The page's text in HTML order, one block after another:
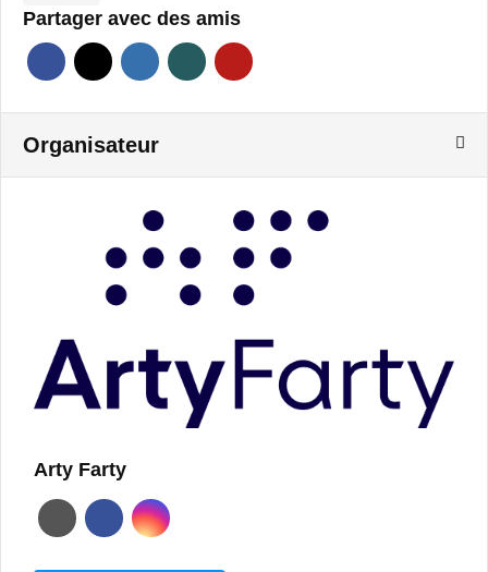
Partager avec des amis
Organisateur
Arty Farty